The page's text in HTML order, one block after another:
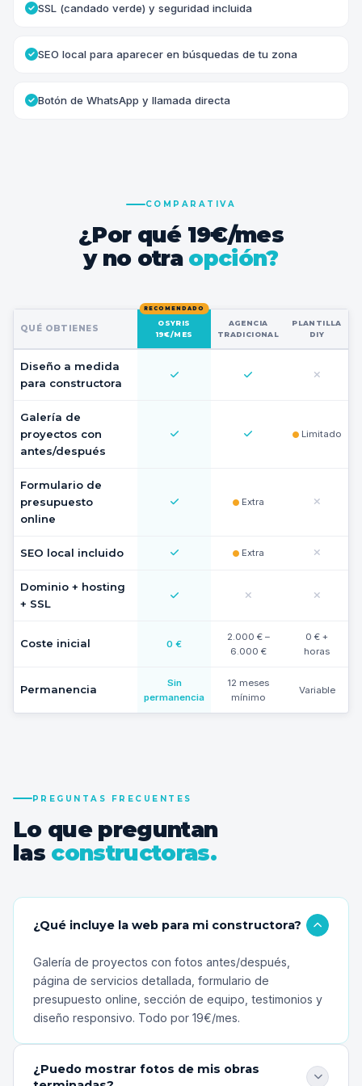
SSL (candado verde) y seguridad incluida
SEO local para aparecer en búsquedas de tu zona
Botón de WhatsApp y llamada directa
COMPARATIVA
¿Por qué 19€/mes
y no otra opción?
QUÉ OBTIENES
OSYRIS
19€/MES
AGENCIA
TRADICIONAL
PLANTILLA
DIY
Diseño a medida
para constructora
Galería de
proyectos con
antes/después
Limitado
Formulario de
presupuesto
online
Extra
SEO local incluido Extra
Dominio + hosting
+ SSL
Coste inicial 0 €
2.000 € –
6.000 €
0 € +
horas
Permanencia
Sin
permanencia
12 meses
mínimo
Variable
PREGUNTAS FRECUENTES
Lo que preguntan
las constructoras.
¿Qué incluye la web para mi constructora?
Galería de proyectos con fotos antes/después,
página de servicios detallada, formulario de
presupuesto online, sección de equipo, testimonios y
diseño responsivo. Todo por 19€/mes.
¿Puedo mostrar fotos de mis obras